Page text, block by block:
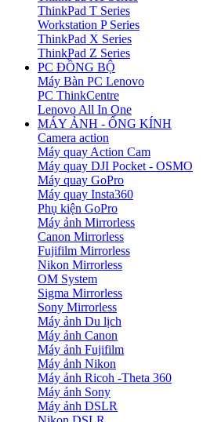
ThinkPad T Series
Workstation P Series
ThinkPad X Series
ThinkPad Z Series
PC ĐỒNG BỘ
Máy Bàn PC Lenovo
PC ThinkCentre
Lenovo All In One
MÁY ẢNH - ỐNG KÍNH
Camera action
Máy quay Action Cam
Máy quay DJI Pocket - OSMO
Máy quay GoPro
Máy quay Insta360
Phụ kiện GoPro
Máy ảnh Mirrorless
Canon Mirrorless
Fujifilm Mirrorless
Nikon Mirrorless
OM System
Sigma Mirrorless
Sony Mirrorless
Máy ảnh Du lịch
Máy ảnh Canon
Máy ảnh Fujifilm
Máy ảnh Nikon
Máy ảnh Ricoh -Theta 360
Máy ảnh Sony
Máy ảnh DSLR